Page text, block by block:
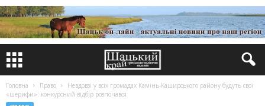
Головна Право
Невдовзі у всіх громадах Камінь-Каширського району будуть свої
«шерифи»: конкурсний відбір розпочався